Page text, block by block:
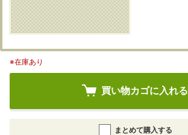
※在庫あり
買い物カゴに入れる
まとめて購入する